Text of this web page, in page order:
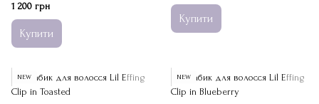
1 200 грн
Купити
Купити
NEW NEW